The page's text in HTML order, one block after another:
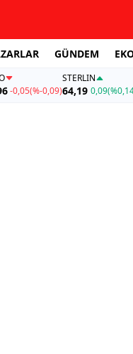
GÜNDEM
-0,05(%-0,09)
STERLIN
64,19 0,09